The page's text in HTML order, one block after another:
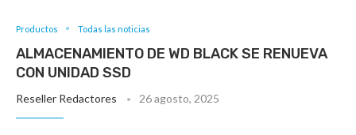
Productos Todas las noticias
ALMACENAMIENTO DE WD BLACK SE RENUEVA
CON UNIDAD SSD
Reseller Redactores 26 agosto, 2025